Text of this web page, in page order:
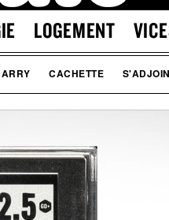
LOGEMENT
CACHETTE